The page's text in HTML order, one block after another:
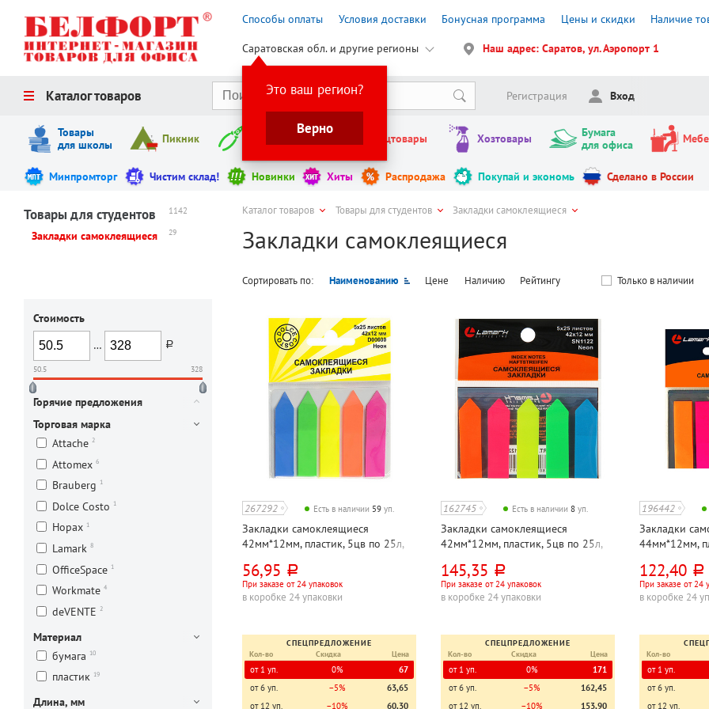
Способы оплаты Условия доставки Бонусная программа Цены и скидки Наличие
Саратовская обл. и другие регионы
Это ваш регион?
Верно
Наш адрес: Саратов, ул. Аэропорт 1
Каталог товаров Регистрация Вход
Товары
для школы
Пикник Инструменты Канцтовары Хозтовары
Бумага
для офиса
Минпромторг Чистим склад! Новинки Хиты Распродажа Покупай и экономь Сделано в России
Товары для студентов 1142
Закладки самоклеящиеся 29
Стоимость
…
руб.
50.5 328
Горячие предложения
Торговая марка
Attache 2
Attomex 6
Brauberg 1
Dolce Costo 1
Hopax 1
Lamark 8
OfficeSpace 1
Workmate 4
deVENTE 2
Материал
бумага 10
пластик 19
Длина, мм
Каталог товаров Товары для студентов Закладки самоклеящиеся
Закладки самоклеящиеся
Сортировать по: Наименованию Цене Наличию Рейтингу Только в наличии
267292 Есть в наличии 59 уп.
Закладки самоклеящиеся
42мм*12мм, пластик, 5цв по 25л,
Costo, "Стрелки", 125л
56,95 руб.
При заказе от 24 упаковок
в коробке 24 упаковки
СПЕЦПРЕДЛОЖЕНИЕ
Кол-во
Скидка Цена
от 1 уп. 0%
67
от 6 уп.
−5%
63,65
от 12 уп.
−10%
60,30
162745 Есть в наличии8 уп.
Закладки самоклеящиеся
42мм*12мм, пластик, 5цв по 25л,
145,35 руб.
При заказе от 24 упаковок
в коробке 24 упаковки
СПЕЦПРЕДЛОЖЕНИЕ
Кол-во
Скидка Цена
от 1 уп. 0%
171
от 6 уп.
−5%
162,45
от 12 уп.
−10%
153,90
196442
Закладки
44мм*12мм,
122,40 руб.
При заказе от 24
в коробке 24
Кол-во
от 1 уп.
от 6 уп.
от 12 уп.